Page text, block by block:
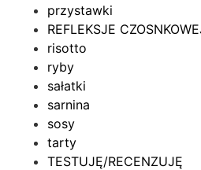
przystawki
REFLEKSJE
risotto
ryby
sałatki
sarnina
sosy
tarty
TESTUJĘ/RECENZUJĘ